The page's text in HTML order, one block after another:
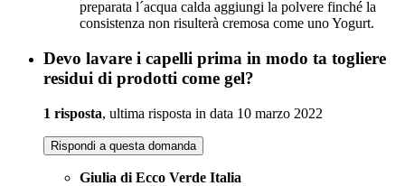
preparata l´acqua calda aggiungi la polvere finché la
consistenza non risulterà cremosa come uno Yogurt.
Devo lavare i capelli prima in modo ta togliere
residui di prodotti come gel?
1 risposta, ultima risposta in data 10 marzo 2022
Rispondi a questa domanda
Giulia di Ecco Verde Italia